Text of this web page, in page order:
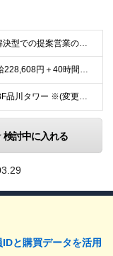
【いずれか必須】 ■課題解決型での提案営業の経験（2年以上目安） ■ビジネス課題を数値で表現、もしくは、数理課題化し、解決に取り組んだ業務経験（2年以上目安） ■プロモーションやマーケティング領域での
月給301,000円～ （基本給228,608円＋40時間分の固定残業代72,392円） ※月 40 時間を超えた時間外労働については、別途時間外手当支給 ※上記は中途採用時の提示する賃金の最低額です
東京都港区港南2-16-5 NBF品川タワー ※(変更の範囲)上記を除く当社関連勤務地
検討中に入れる
と購買データを活用